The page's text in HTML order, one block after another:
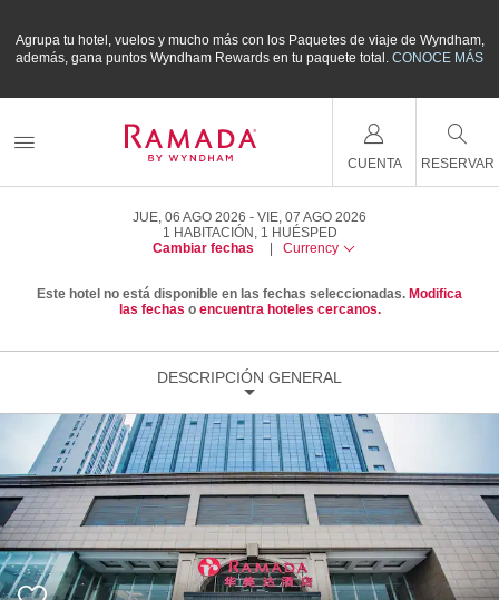
Agrupa tu hotel, vuelos y mucho más con los Paquetes de viaje de Wyndham,
además, gana puntos Wyndham Rewards en tu paquete total.CONOCE MÁS
CUENTA RESERVAR
JUE, 06 AGO 2026
VIE, 07 AGO 2026
1 HABITACIÓN , 1 HUÉSPED
Cambiar fechas
Currency
Este hotel no está disponible en las fechas seleccionadas. Modifica
las fechas o encuentra hoteles cercanos.
DESCRIPCIÓN GENERAL